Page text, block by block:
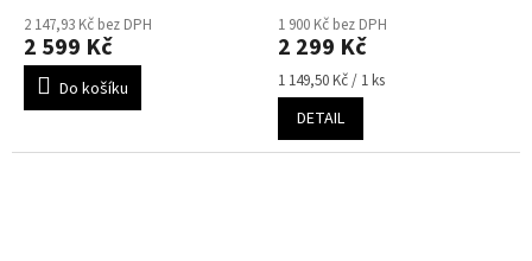
2 147,93 Kč bez DPH
2 599 Kč
Do košíku
1 900 Kč bez DPH
2 299 Kč
Měrná
cena:
1 149,50 Kč / 1 ks
DETAIL